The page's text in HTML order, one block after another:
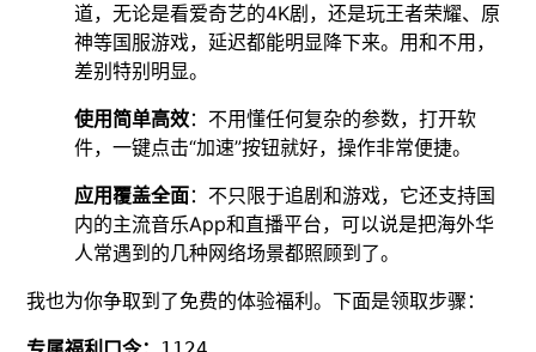
道，无论是看爱奇艺的4K剧，还是玩王者荣耀、原
神等国服游戏，延迟都能明显降下来。用和不用，
差别特别明显。
使用简单高效：不用懂任何复杂的参数，打开软
件，一键点击“加速”按钮就好，操作非常便捷。
应用覆盖全面：不只限于追剧和游戏，它还支持国
内的主流音乐App和直播平台，可以说是把海外华
人常遇到的几种网络场景都照顾到了。
我也为你争取到了免费的体验福利。下面是领取步骤：